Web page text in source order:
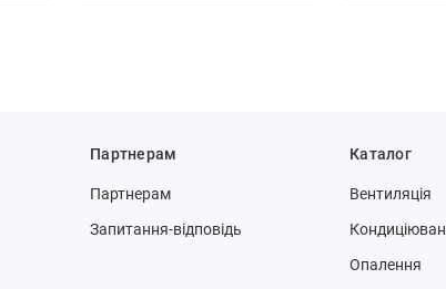
Партнерам
Партнерам
Запитання-відповідь
Каталог
Вентиляція
Опалення